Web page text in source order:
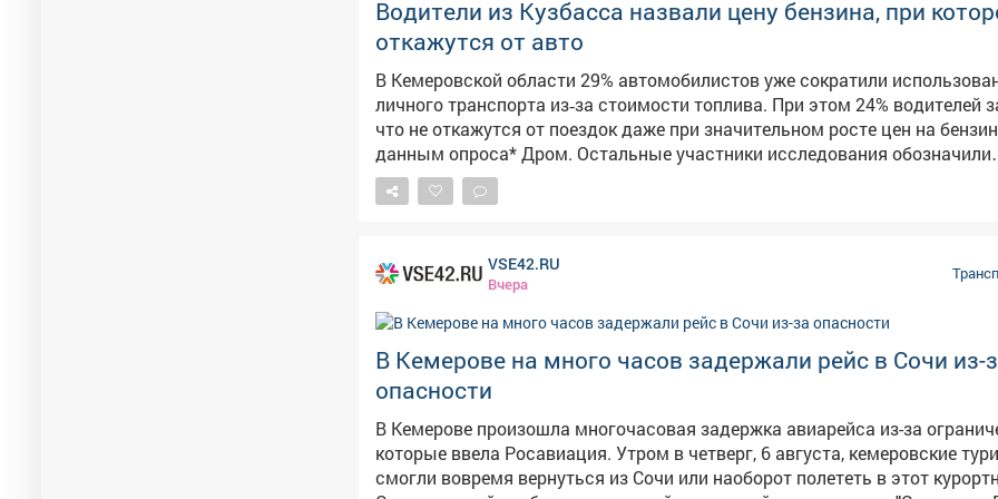
Водители из Кузбасса назвали цену бензина, при
откажутся от авто
В Кемеровской области 29% автомобилистов уже сократили
личного транспорта из‑за стоимости топлива. При этом 24% водителей
что не откажутся от поездок даже при значительном росте цен на
данным опроса* Дром. Остальные участники исследования обозначили
конкретные ценовые пороги, при которых готовы сократить поездки. Так,
кузбасских автолюбителей перестанут активно пользоваться авто, если
Схожие тенденции прослеживаются и в других регионах. При цене 100
литр планируют сократить поездки автолюбители Омской области (24%),
Башкирии и Бурятии (по 23%). Отметка в 150 рублей стала рубежом для
Курганской области (25%), Югры (22%), Воронежской и Тюменской
20%). А при цене в 200 рублей за литр готовы отказаться от регулярных
автовладельцы Ростовской области (16%), Крыма (15%) и Татарстана
Особенно остро проблема ощущается в Крыму, где 95-ый бензин стоил
*Опрос проводился с 27 июля по 3 августа 2026 года. В нём приняли
12 тысяч автолюбителей со всей страны. Фото: АиФ
VSE42.RU
Вчера
В Кемерове на много часов задержали рейс в Сочи из-
опасности
В Кемерове произошла многочасовая задержка авиарейса из-за
которые ввела Росавиация. Утром в четверг, 6 августа, кемеровские туристы не
смогли вовремя вернуться из Сочи или наоборот полететь в этот